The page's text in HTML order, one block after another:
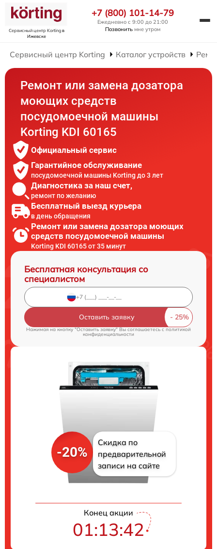
Сервисный центр Kortingв
Ижевске
+7 (800) 101-14-79
Ежедневно с 9:00 до 21:00
Позвонить мне утром
Сервисный центр Korting Каталог устройств
Ремонт или замена дозатора
моющих средств
посудомоечной машины
Korting KDI 60165
Официальный сервис
Гарантийное обслуживание
посудомоечной машины Korting до 3 лет
Диагностика за наш счет,
ремонт по желанию
Бесплатный выезд курьера
в день обращения
Ремонт или замена дозатора моющих
средств посудомоечной машины
Korting KDI 60165 от 35 минут
Бесплатная консультация со
специалистом
Оставить заявку
Нажимая на кнопку "Оставить заявку" Вы соглашаетесь cполитикой
конфиденциальности
-20%
Скидка по
предварительной
записи на сайте
Конец акции
01:13:41